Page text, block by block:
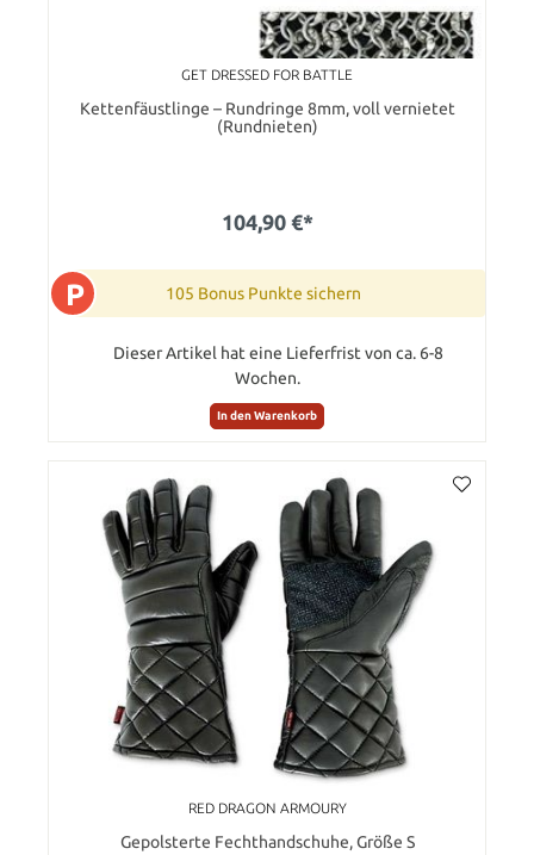
GET DRESSED FOR BATTLE
Kettenfäustlinge – Rundringe 8mm, voll vernietet
(Rundnieten)
104,90 €*
P 105 Bonus Punkte sichern
Dieser Artikel hat eine Lieferfrist von ca. 6-8
Wochen.
In den Warenkorb
RED DRAGON ARMOURY
Gepolsterte Fechthandschuhe, Größe S